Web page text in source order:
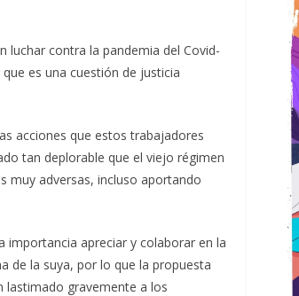
luchar contra la pandemia del Covid-
es una cuestión de justicia
acciones que estos trabajadores
tan deplorable que el viejo régimen
muy adversas, incluso aportando
importancia apreciar y colaborar en la
de la suya, por lo que la propuesta
lastimado gravemente a los